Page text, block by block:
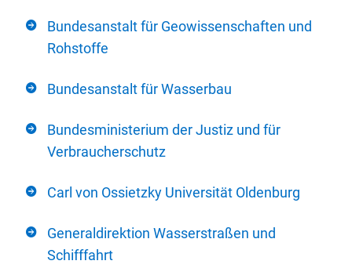
Bundesanstalt für Geowissenschaften und
Rohstoffe
Bundesanstalt für Wasserbau
Bundesministerium der Justiz und für
Verbraucherschutz
Carl von Ossietzky Universität Oldenburg
Generaldirektion Wasserstraßen und
Schifffahrt